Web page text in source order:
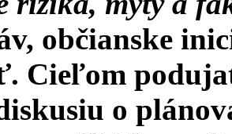
občianske
Cieľom
o